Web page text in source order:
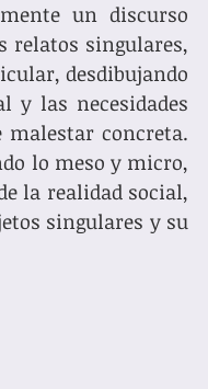
un discurso
relatos singulares,
desdibujando
y las necesidades
concreta.
lo meso y micro,
la realidad social,
singulares y su